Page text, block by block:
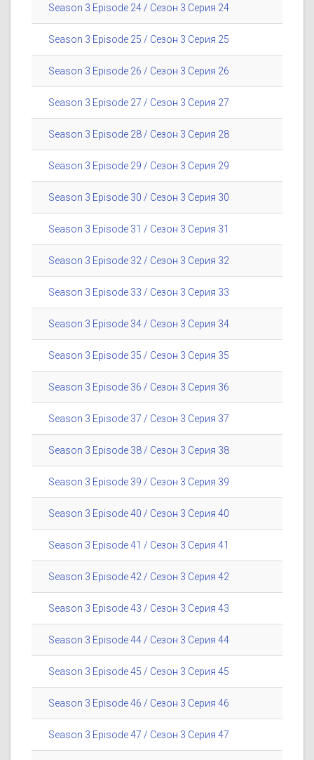
Season 3 Episode 24 / Сезон 3 Серия 24
Season 3 Episode 25 / Сезон 3 Серия 25
Season 3 Episode 26 / Сезон 3 Серия 26
Season 3 Episode 27 / Сезон 3 Серия 27
Season 3 Episode 28 / Сезон 3 Серия 28
Season 3 Episode 29 / Сезон 3 Серия 29
Season 3 Episode 30 / Сезон 3 Серия 30
Season 3 Episode 31 / Сезон 3 Серия 31
Season 3 Episode 32 / Сезон 3 Серия 32
Season 3 Episode 33 / Сезон 3 Серия 33
Season 3 Episode 34 / Сезон 3 Серия 34
Season 3 Episode 35 / Сезон 3 Серия 35
Season 3 Episode 36 / Сезон 3 Серия 36
Season 3 Episode 37 / Сезон 3 Серия 37
Season 3 Episode 38 / Сезон 3 Серия 38
Season 3 Episode 39 / Сезон 3 Серия 39
Season 3 Episode 40 / Сезон 3 Серия 40
Season 3 Episode 41 / Сезон 3 Серия 41
Season 3 Episode 42 / Сезон 3 Серия 42
Season 3 Episode 43 / Сезон 3 Серия 43
Season 3 Episode 44 / Сезон 3 Серия 44
Season 3 Episode 45 / Сезон 3 Серия 45
Season 3 Episode 46 / Сезон 3 Серия 46
Season 3 Episode 47 / Сезон 3 Серия 47